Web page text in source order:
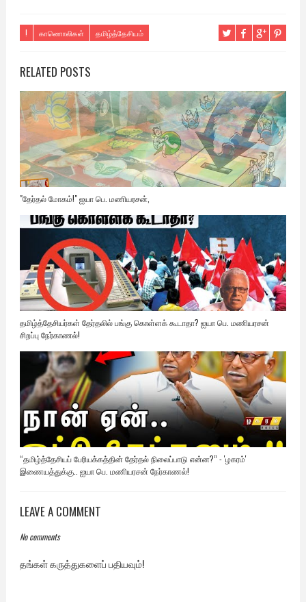
! காணொலிகள் தமிழ்த்தேசியம்
RELATED POSTS
"தேர்தல் மோகம்!" ஐயா பெ. மணியரசன்,
தமிழ்த்தேசியர்கள் தேர்தலில் பங்கு கொள்ளக் கூடாதா? ஐயா பெ. மணியரசன்
சிறப்பு நேர்காணல்!
“தமிழ்த்தேசியப் பேரியக்கத்தின் தேர்தல் நிலைப்பாடு என்ன?” - 'ழகரம்'
இணையத்துக்கு.. ஐயா பெ. மணியரசன் நேர்காணல்!
LEAVE A COMMENT
No comments
தங்கள் கருத்துகளைப் பதியவும்!